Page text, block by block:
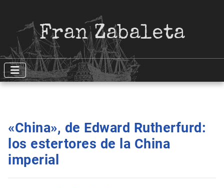
Fran Zabaleta
«China», de Edward Rutherfurd:
los estertores de la China
imperial